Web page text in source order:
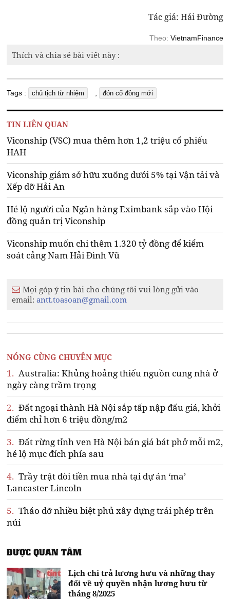
Tác giả: Hải Đường
Theo: VietnamFinance
Thích và chia sẻ bài viết này :
Tags : chủ tịch từ nhiệm đón cổ đông mới
TIN LIÊN QUAN
Viconship (VSC) mua thêm hơn 1,2 triệu cổ phiếu
HAH
Viconship giảm sở hữu xuống dưới 5% tại Vận tải và
Xếp dỡ Hải An
Hé lộ người của Ngân hàng Eximbank sắp vào Hội
đồng quản trị Viconship
Viconship muốn chi thêm 1.320 tỷ đồng để kiểm
soát cảng Nam Hải Đình Vũ
Mọi góp ý tin bài cho chúng tôi vui lòng gửi vào
email:antt.toasoan@gmail.com
NÓNG CÙNG CHUYÊN MỤC
1. Australia: Khủng hoảng thiếu nguồn cung nhà ở
ngày càng trầm trọng
2. Đất ngoại thành Hà Nội sắp tấp nập đấu giá, khởi
điểm chỉ hơn 6 triệu đồng/m2
3. Đất rừng tỉnh ven Hà Nội bán giá bát phở mỗi m2,
hé lộ mục đích phía sau
4. Trầy trật đòi tiền mua nhà tại dự án ‘ma’
Lancaster Lincoln
5. Tháo dỡ nhiều biệt phủ xây dựng trái phép trên
núi
ĐƯỢC QUAN TÂM
Lịch chi trả lương hưu và những thay
đổi về uỷ quyền nhận lương hưu từ
tháng 8/2025